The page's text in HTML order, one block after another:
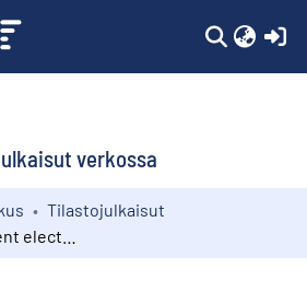
verkossa
Tilastojulkaisut